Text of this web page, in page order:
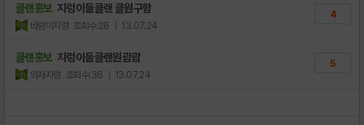
클랜홍보 지렁이들클랜 클원구함
바람이지렁 조회수:28 | 13.07.24
4
클랜홍보 지렁이들클랜원괌괌
의자지렁 조회수:36 | 13.07.24
5